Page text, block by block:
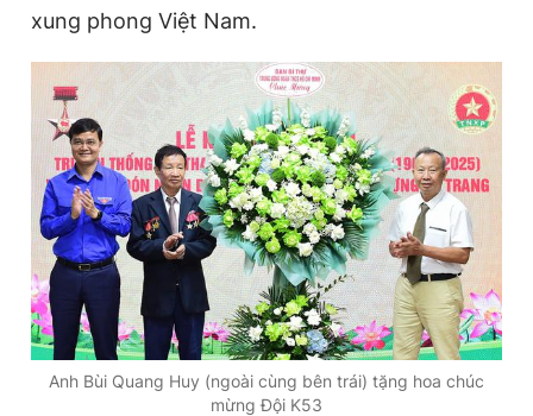
0906 645 777
Liên hệ quảng cáo
0908 780 404
Đặt báo Quảng cáo RSS Tòa soạn Chính sách bảo
Tổng biên tập: Nguyễn Ngọc Toàn
Phó tổng biên tập thường trực: Hải Thành
Phó tổng biên tập: Lâm Hiếu Dũng
Phó tổng biên tập: Trần Việt Hưng
Tổng thư ký tòa soạn: Đức Trung
Giấy phép xuất bản số 110/GP - BTTTT cấp ngày 24.3.2020
© 2003-2026 Bản quyền thuộc về Báo Thanh Niên. Cấm sao
chép dưới mọi hình thức nếu không có sự chấp thuận bằng văn
bản. Phát triển bởi ePi Technologies, JSC.
xung phong Việt Nam.
Anh Bùi Quang Huy (ngoài cùng bên trái) tặng hoa chúc
mừng Đội K53